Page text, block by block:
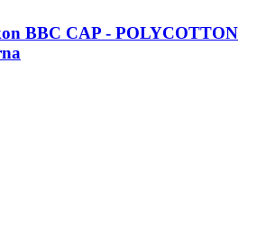
BBC CAP - POLYCOTTON